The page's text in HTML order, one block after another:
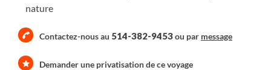
nature
Contactez-nous au 514-382-9453ou par message
Demander une privatisation de ce voyage